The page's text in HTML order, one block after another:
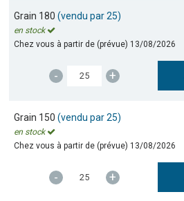
Grain 180(vendu par 25)
en stock
Chez vous à partir de (prévue) 13/08/2026
- +
Grain 150(vendu par 25)
en stock
Chez vous à partir de (prévue) 13/08/2026
- +